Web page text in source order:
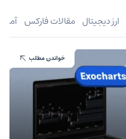
ارز دیجیتال مقالات فارکس
خواندن مطلب